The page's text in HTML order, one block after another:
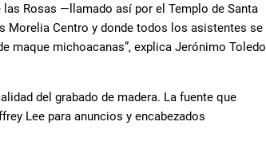
Rosas —llamado así por el Templo de Santa
Morelia Centro y donde todos los asistentes se
maque michoacanas”, explica Jerónimo Toledo
del grabado de madera. La fuente que
Lee para anuncios y encabezados